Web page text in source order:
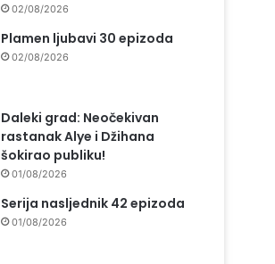
02/08/2026
Plamen ljubavi 30 epizoda
02/08/2026
Daleki grad: Neočekivan
rastanak Alye i Džihana
šokirao publiku!
01/08/2026
Serija nasljednik 42 epizoda
01/08/2026